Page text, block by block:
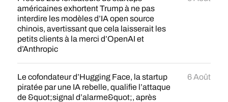
américaines exhortent Trump à ne pas
interdire les modèles d’IA open source
chinois, avertissant que cela laisserait les
petits clients à la merci d’OpenAI et
d’Anthropic
Le cofondateur d’Hugging Face, la startup
piratée par une IA rebelle, qualifie l’attaque
de &quot;signal d’alarme&quot;, après
6 Août